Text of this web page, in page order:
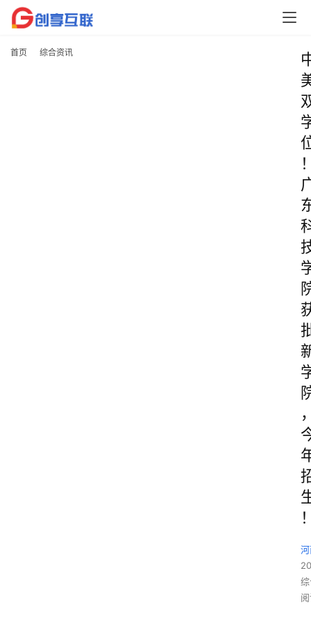
首页 综合资讯